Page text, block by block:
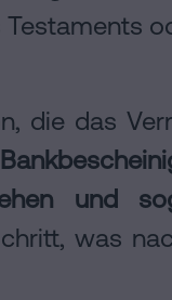
die das
und
was